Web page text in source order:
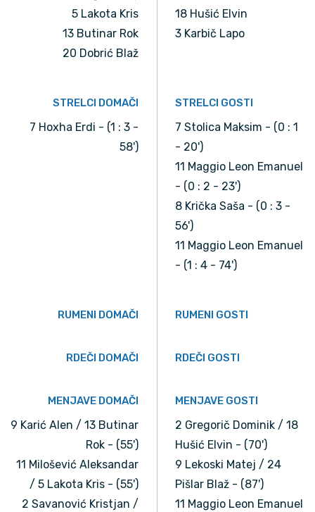
5 Lakota Kris
13 Butinar Rok
20 Dobrić Blaž
18 Hušić Elvin
3 Karbič Lapo
STRELCI DOMAČI
7 Hoxha Erdi - (1 : 3 -
58')
STRELCI GOSTI
7 Stolica Maksim - (0 : 1
- 20')
11 Maggio Leon Emanuel
- (0 : 2 - 23')
8 Krička Saša - (0 : 3 -
56')
11 Maggio Leon Emanuel
- (1 : 4 - 74')
RUMENI DOMAČI RUMENI GOSTI
RDEČI DOMAČI RDEČI GOSTI
MENJAVE DOMAČI
9 Karić Alen / 13 Butinar
Rok - (55')
11 Milošević Aleksandar
/ 5 Lakota Kris - (55')
2 Savanović Kristjan /
MENJAVE GOSTI
2 Gregorič Dominik / 18
Hušić Elvin - (70')
9 Lekoski Matej / 24
Pišlar Blaž - (87')
11 Maggio Leon Emanuel